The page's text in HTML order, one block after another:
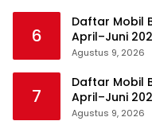
6
Daftar Mobil
April–Juni
Agustus 9, 2026
7
Daftar Mobil
April–Juni
Agustus 9, 2026